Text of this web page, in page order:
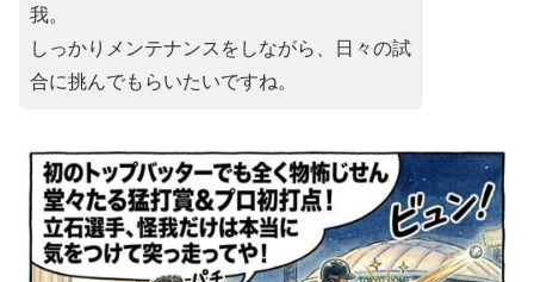
我。
しっかりメンテナンスをしながら、日々の試
合に挑んでもらいたいですね。